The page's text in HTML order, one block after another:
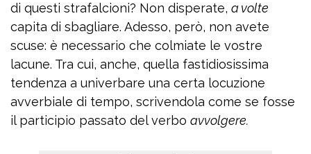
di questi strafalcioni? Non disperate, a volte
capita di sbagliare. Adesso, però, non avete
scuse: è necessario che colmiate le vostre
lacune. Tra cui, anche, quella fastidiosissima
tendenza a univerbare una certa locuzione
avverbiale di tempo, scrivendola come se fosse
il participio passato del verbo avvolgere.